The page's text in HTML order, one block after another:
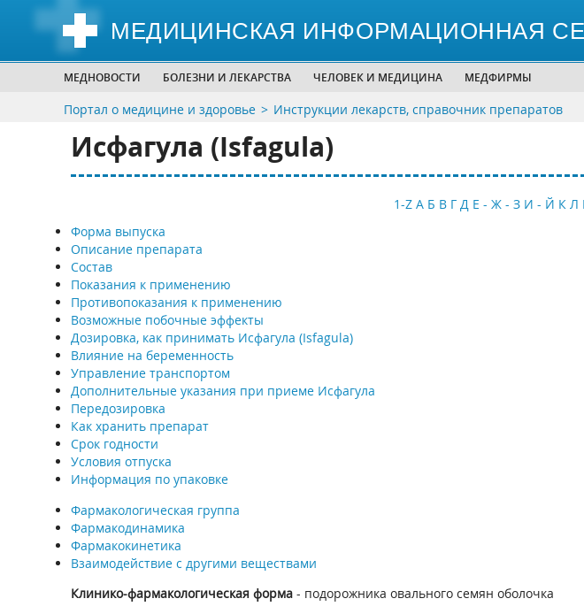
МЕДИЦИНСКАЯ ИНФОРМАЦИОННАЯ
МЕДНОВОСТИ БОЛЕЗНИ И ЛЕКАРСТВА ЧЕЛОВЕК И МЕДИЦИНА МЕДФИРМЫ
Портал о медицине и здоровье Инструкции лекарств, справочник препаратов
Исфагула (Isfagula)
1-Z А Б В Г Д Е - Ж - З И - Й К Л
Форма выпуска
Описание препарата
Состав
Показания к применению
Противопоказания к применению
Возможные побочные эффекты
Дозировка, как принимать Исфагула (Isfagula)
Влияние на беременность
Управление транспортом
Дополнительные указания при приеме Исфагула
Передозировка
Как хранить препарат
Срок годности
Условия отпуска
Информация по упаковке
Фармакологическая группа
Фармакодинамика
Фармакокинетика
Взаимодействие с другими веществами
Клинико-фармакологическая форма- подорожника овального семян оболочка